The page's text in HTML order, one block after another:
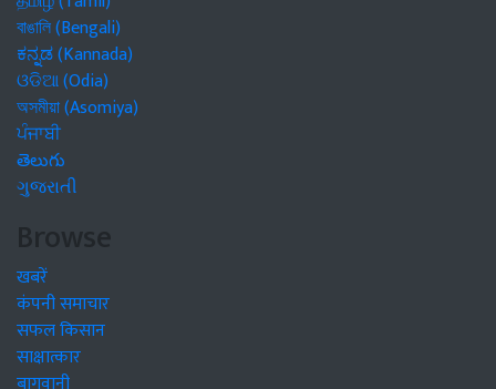
বাঙালি (Bengali)
ಕನ್ನಡ (Kannada)
ଓଡିଆ (Odia)
অসমীয়া (Asomiya)
ਪੰਜਾਬੀ
తెలుగు
ગુજરાતી
Browse
खबरें
कंपनी समाचार
सफल किसान
साक्षात्कार